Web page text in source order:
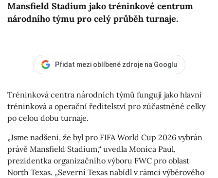
Mansfield Stadium jako tréninkové centrum
národního týmu pro celý průběh turnaje.
Přidat mezi oblíbené zdroje na Googlu
Tréninková centra národních týmů fungují jako hlavní
tréninková a operační ředitelství pro zúčastněné celky
po celou dobu turnaje.
„Jsme nadšeni, že byl pro FIFA World Cup 2026 vybrán
právě Mansfield Stadium,“ uvedla Monica Paul,
prezidentka organizačního výboru FWC pro oblast
North Texas. „Severní Texas nabídl v rámci výběrového